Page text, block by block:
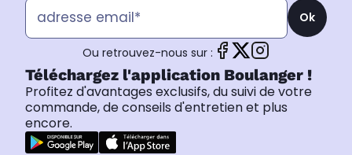
Ok
Ou retrouvez-nous sur :
Téléchargez l'application Boulanger !
Profitez d'avantages exclusifs, du suivi de votre
commande, de conseils d'entretien et plus
encore.